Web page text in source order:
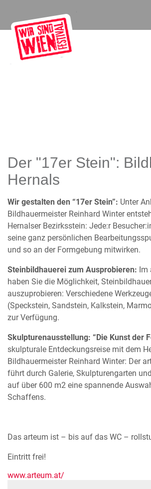
Der "17er Stein":
Hernals
Wir gestalten den “17er Stein”: Unter
Bildhauermeister Reinhard Winter
Hernalser Bezirksstein: Jede:r
seine ganz persönlichen
und so an der Formgebung mitwirken.
Steinbildhauerei zum Ausprobieren: Im
haben Sie die Möglichkeit,
auszuprobieren: Verschiedene
(Speckstein, Sandstein, Kalkstein,
zur Verfügung.
Skulpturenausstellung: “Die Kunst der
skulpturale Entdeckungsreise mit dem
Bildhauermeister Reinhard Winter: Der
führt durch Galerie, Skulpturengarten
auf über 600 m2 eine spannende
Schaffens.
Das arteum ist – bis auf das WC –
Eintritt frei!
www.arteum.at/